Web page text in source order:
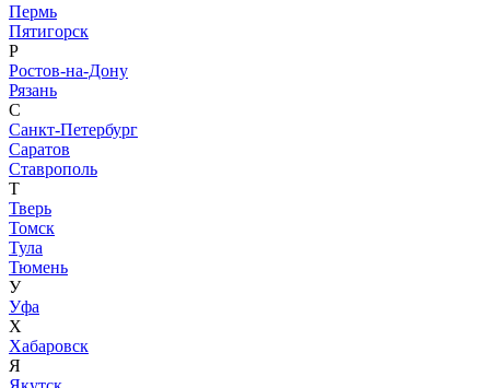
Пермь
Пятигорск
Р
Ростов-на-Дону
Рязань
С
Санкт-Петербург
Саратов
Ставрополь
Т
Тверь
Томск
Тула
Тюмень
У
Уфа
Х
Хабаровск
Я